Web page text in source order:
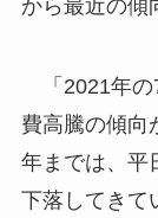
から最近の傾
「2021年の
費高騰の傾向
年までは、平
下落してきて